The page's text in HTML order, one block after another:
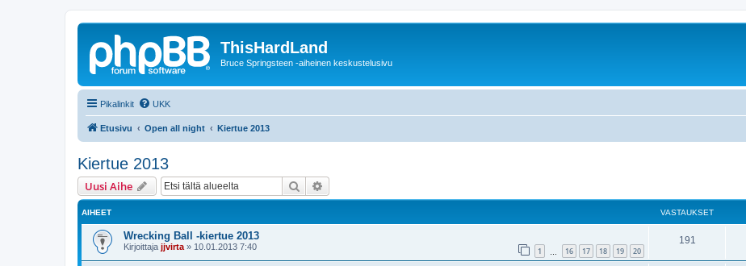
ThisHardLand
Bruce Springsteen -aiheinen keskustelusivu
Pikalinkit UKK
Etusivu Open all night Kiertue 2013
Kiertue 2013
Uusi Aihe Etsi
AIHEET VASTAUKSET
Wrecking Ball -kiertue 2013
Kirjoittaja jjvirta » 10.01.2013 7:40 1 16 17 18 19 20
191